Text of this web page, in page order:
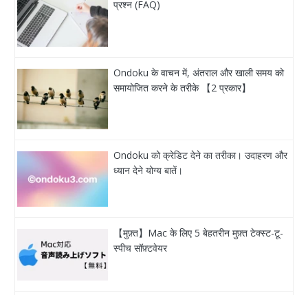
प्रश्न (FAQ)
Ondoku के वाचन में, अंतराल और खाली समय को
समायोजित करने के तरीके 【2 प्रकार】
Ondoku को क्रेडिट देने का तरीका। उदाहरण और
ध्यान देने योग्य बातें।
【मुफ़्त】Mac के लिए 5 बेहतरीन मुफ़्त टेक्स्ट-टू-
स्पीच सॉफ़्टवेयर